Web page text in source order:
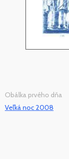
Obálka prvého dňa
Veľká noc 2008